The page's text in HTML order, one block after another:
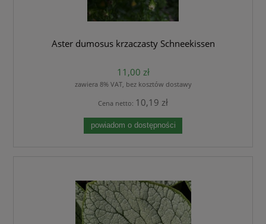
Aster dumosus krzaczasty Schneekissen
11,00 zł
zawiera 8% VAT, bez kosztów dostawy
Cena netto: 10,19 zł
powiadom o dostępności